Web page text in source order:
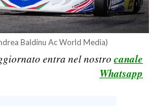
Baldinu Ac World Media)
entra nel nostro canale
Whatsapp